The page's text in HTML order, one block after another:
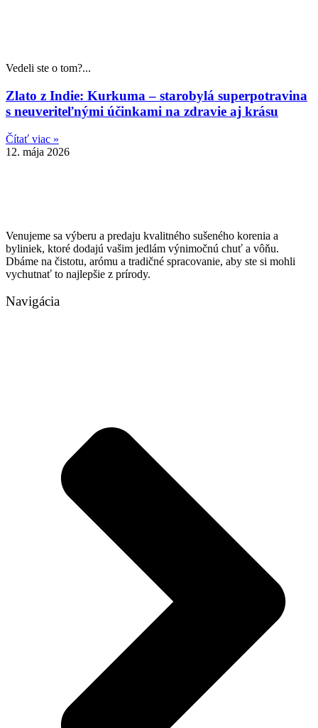
Vedeli ste o tom?...
Zlato z Indie: Kurkuma – starobylá superpotravina
s neuveriteľnými účinkami na zdravie aj krásu
Čítať viac »
12. mája 2026
Venujeme sa výberu a predaju kvalitného sušeného korenia a
byliniek, ktoré dodajú vašim jedlám výnimočnú chuť a vôňu.
Dbáme na čistotu, arómu a tradičné spracovanie, aby ste si mohli
vychutnať to najlepšie z prírody.
Navigácia